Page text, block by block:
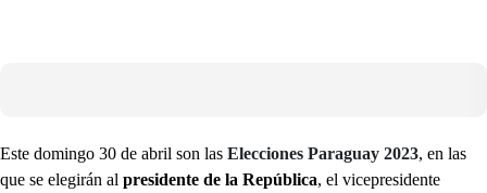
Este domingo 30 de abril son las Elecciones Paraguay 2023, en las
que se elegirán al presidente de la República, el vicepresidente